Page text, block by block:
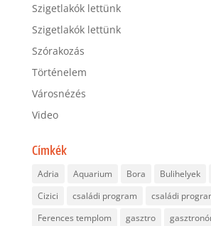
Szigetlakók lettünk
Szigetlakók lettünk
Szórakozás
Történelem
Városnézés
Video
Címkék
Adria Aquarium Bora Bulihelyek
Cizici
családi program családi
Ferences templom
gasztro